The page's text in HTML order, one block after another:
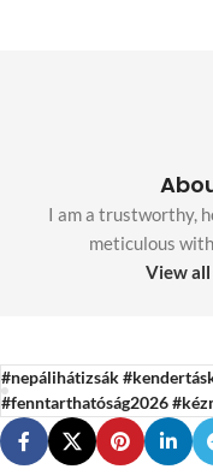
I am a trustworthy,
meticulous
View
#nepálihátizsák
#fenntarthatóság2026